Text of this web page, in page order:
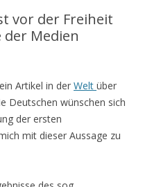
vor der Freiheit
der Medien
Artikel in der Welt über
Deutschen wünschen sich
der ersten
mit dieser Aussage zu